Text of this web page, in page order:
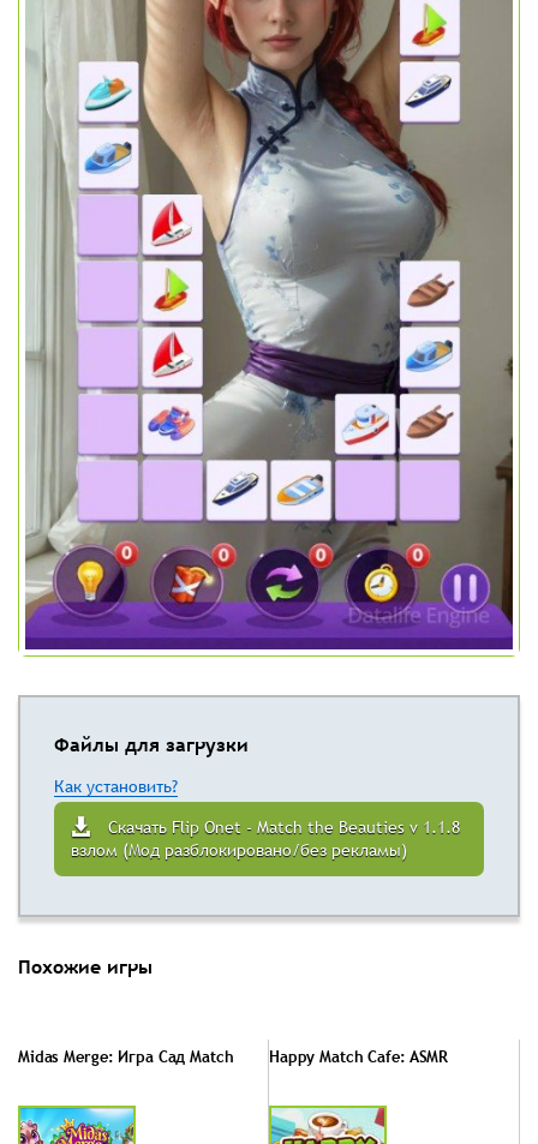
Файлы для загрузки
Как установить?
Скачать Flip Onet - Match the Beauties v 1.1.8
взлом (Мод разблокировано/без рекламы)
Похожие игры
Midas Merge: Игра Cад Match Happy Match Cafe: ASMR